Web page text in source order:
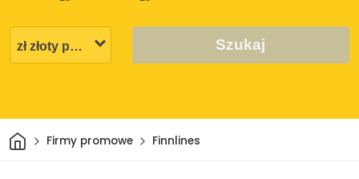
Szukaj
DomFirmy promowe Finnlines